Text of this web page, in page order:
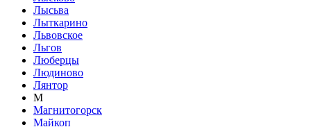
Лысьва
Лыткарино
Львовское
Льгов
Люберцы
Людиново
Лянтор
М
Магнитогорск
Майкоп